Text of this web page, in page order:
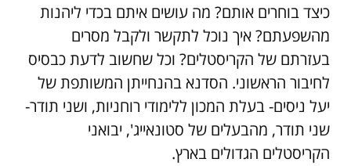
כיצד בוחרים אותם? מה עושים איתם בכדי ליהנות
מהשפעתם? איך נוכל לתקשר ולקבל מסרים
בעזרתם של הקריסטלים? וכל שחשוב לדעת כבסיס
לחיבור הראשוני. הסדנא בהנחייתן המשותפת של
יעל ניסים- בעלת המכון ללימודי רוחניות, ושני תודר-
שני תודר, מהבעלים של סטונאייג', יבואני
הקריסטלים הגדולים בארץ.